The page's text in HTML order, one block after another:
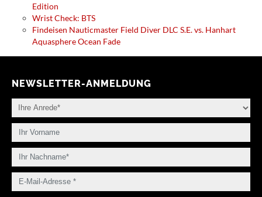
Edition
Wrist Check: BTS
Findeisen Nauticmaster Field Diver DLC S.E. vs. Hanhart
Aquasphere Ocean Fade
NEWSLETTER-ANMELDUNG